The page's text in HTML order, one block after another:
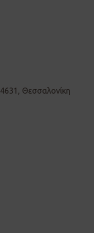
Θεσσαλονίκη